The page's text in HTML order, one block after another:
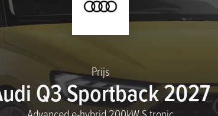
Prijs
Q3 Sportback 2027